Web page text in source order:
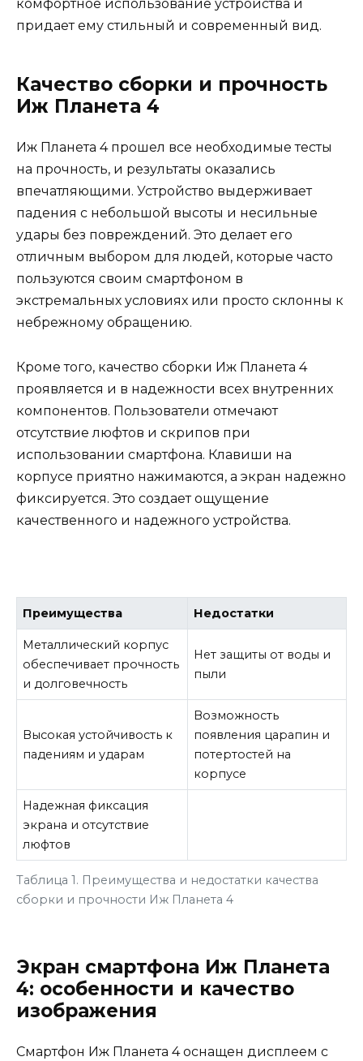
комфортное использование устройства и
придает ему стильный и современный вид.
Качество сборки и прочность
Иж Планета 4
Иж Планета 4 прошел все необходимые тесты
на прочность, и результаты оказались
впечатляющими. Устройство выдерживает
падения с небольшой высоты и несильные
удары без повреждений. Это делает его
отличным выбором для людей, которые часто
пользуются своим смартфоном в
экстремальных условиях или просто склонны к
небрежному обращению.
Кроме того, качество сборки Иж Планета 4
проявляется и в надежности всех внутренних
компонентов. Пользователи отмечают
отсутствие люфтов и скрипов при
использовании смартфона. Клавиши на
корпусе приятно нажимаются, а экран надежно
фиксируется. Это создает ощущение
качественного и надежного устройства.
Таблица 1. Преимущества и недостатки качества
сборки и прочности Иж Планета 4
Преимущества Недостатки
Металлический корпус
обеспечивает прочность
и долговечность
Нет защиты от воды и
пыли
Высокая устойчивость к
падениям и ударам
Возможность
появления царапин и
потертостей на
корпусе
Надежная фиксация
экрана и отсутствие
люфтов
Экран смартфона Иж Планета
4: особенности и качество
изображения
Смартфон Иж Планета 4 оснащен дисплеем с